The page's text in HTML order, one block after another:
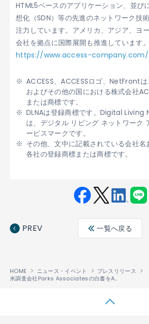
HTML5ベースのアプリケーション、並び
想化（SDN）等の先進のネットワーク技
注力しています。アメリカ、アジア、ヨ
会社を拠点に国際展開も推進しています。
https://www.access-company.com/
ACCESS、ACCESSロゴ、NetFrontは
およびその他の国における株式会社
または商標です。
DLNAは登録商標です。Digital
は、デジタル リビング ネットワーク
ービスマークです。
その他、文中に記載されている会社名
各社の登録商標または商標です。
ebo ter
edin
PREV 一覧へ戻る
HOME ニュース・イベント
プレスリリース
米調査会社Parks Associatesの白書をACCESSサイトから無料ダウンロードにて提供開始